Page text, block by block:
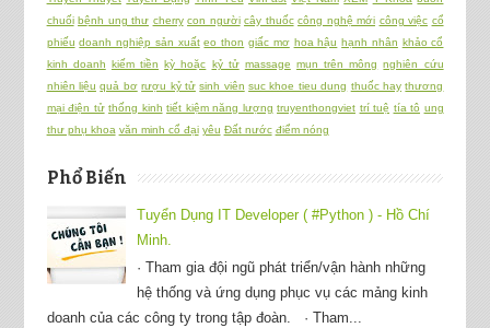
chuối bệnh ung thư cherry con người cây thuốc công nghệ mới công việc cổ
phiếu doanh nghiệp sản xuất eo thon giấc mơ hoa hậu hạnh nhân khảo cổ
kinh doanh kiếm tiền kỳ hoặc kỷ tử massage mụn trên mông nghiên cứu
nhiên liệu quả bơ rượu kỷ tử sinh viên suc khoe tieu dung thuốc hay thương
mại điện tử thống kinh tiết kiệm năng lượng truyenthongviet trí tuệ tía tô ung
thư phụ khoa văn minh cổ đại yêu Đất nước điểm nóng
Phổ Biến
Tuyển Dụng IT Developer ( #Python ) - Hồ Chí
Minh.
· Tham gia đội ngũ phát triển/vận hành những
hệ thống và ứng dụng phục vụ các mảng kinh
doanh của các công ty trong tập đoàn. · Tham...